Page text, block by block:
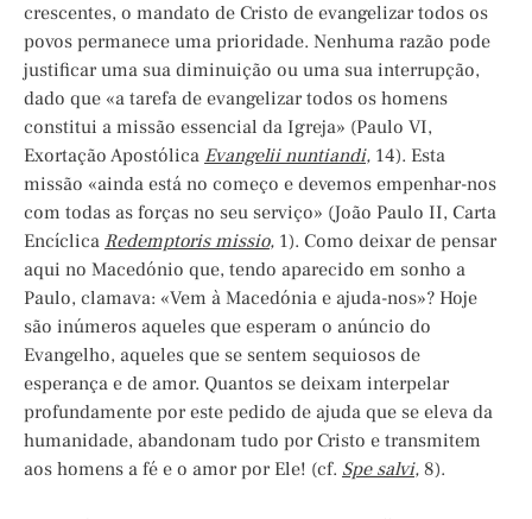
crescentes, o mandato de Cristo de evangelizar todos os
povos permanece uma prioridade. Nenhuma razão pode
justificar uma sua diminuição ou uma sua interrupção,
dado que «a tarefa de evangelizar todos os homens
constitui a missão essencial da Igreja» (Paulo VI,
Exortação Apostólica Evangeliinuntiandi, 14). Esta
missão «ainda está no começo e devemos empenhar-nos
com todas as forças no seu serviço» (João Paulo II, Carta
Encíclica Redemptorismissio, 1). Como deixar de pensar
aqui no Macedónio que, tendo aparecido em sonho a
Paulo, clamava: «Vem à Macedónia e ajuda-nos»? Hoje
são inúmeros aqueles que esperam o anúncio do
Evangelho, aqueles que se sentem sequiosos de
esperança e de amor. Quantos se deixam interpelar
profundamente por este pedido de ajuda que se eleva da
humanidade, abandonam tudo por Cristo e transmitem
aos homens a fé e o amor por Ele! (cf. Spesalvi, 8).